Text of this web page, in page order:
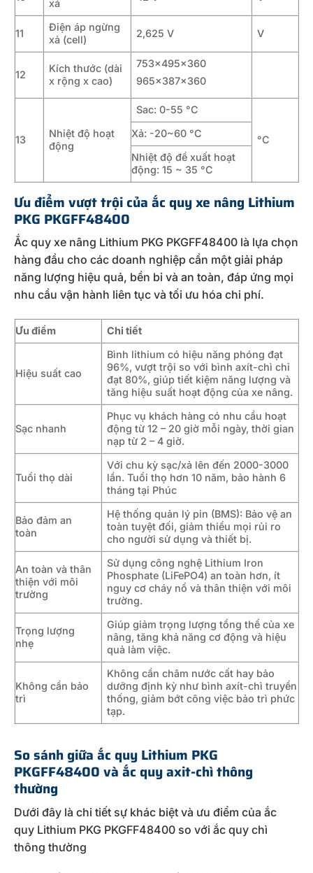
xả
11
Điện áp ngừng
xả (cell)
2,625 V V
12
Kích thước (dài
x rộng x cao)
753x495x360
965x387x360
13
Nhiệt độ hoạt
động
Sac: 0-55 °C
°C
Xả: -20~60 °C
Nhiệt độ đề xuất hoạt
động: 15 ~ 35 °C
Ưu điểm vượt trội của ắc quy xe nâng Lithium
PKG PKGFF48400
Ắc quy xe nâng Lithium PKG PKGFF48400 là lựa chọn
hàng đầu cho các doanh nghiệp cần một giải pháp
năng lượng hiệu quả, bền bỉ và an toàn, đáp ứng mọi
nhu cầu vận hành liên tục và tối ưu hóa chi phí.
Ưu điểm Chi tiết
Hiệu suất cao
Bình lithium có hiệu năng phóng đạt
96%, vượt trội so với bình axít-chì chỉ
đạt 80%, giúp tiết kiệm năng lượng và
tăng hiệu suất hoạt động của xe nâng.
Sạc nhanh
Phục vụ khách hàng có nhu cầu hoạt
động từ 12 – 20 giờ mỗi ngày, thời gian
nạp từ 2 – 4 giờ.
Tuổi thọ dài
Với chu kỳ sạc/xả lên đến 2000-3000
lần. Tuổi thọ hơn 10 năm, bảo hành 6
tháng tại Phúc
Bảo đảm an
toàn
Hệ thống quản lý pin (BMS): Bảo vệ an
toàn tuyệt đối, giảm thiểu mọi rủi ro
cho người sử dụng và thiết bị.
An toàn và thân
thiện với môi
trường
Sử dụng công nghệ Lithium Iron
Phosphate (LiFePO4) an toàn hơn, ít
nguy cơ cháy nổ và thân thiện với môi
trường.
Trọng lượng
nhẹ
Giúp giảm trọng lượng tổng thể của xe
nâng, tăng khả năng cơ động và hiệu
quả làm việc.
Không cần bảo
trì
Không cần châm nước cất hay bảo
dưỡng định kỳ như bình axít-chì truyền
thống, giảm bớt công việc bảo trì phức
tạp.
So sánh giữa ắc quy Lithium PKG
PKGFF48400 và ắc quy axit-chì thông
thường
Dưới đây là chi tiết sự khác biệt và ưu điểm của ắc
quy Lithium PKG PKGFF48400 so với ắc quy chì
thông thường